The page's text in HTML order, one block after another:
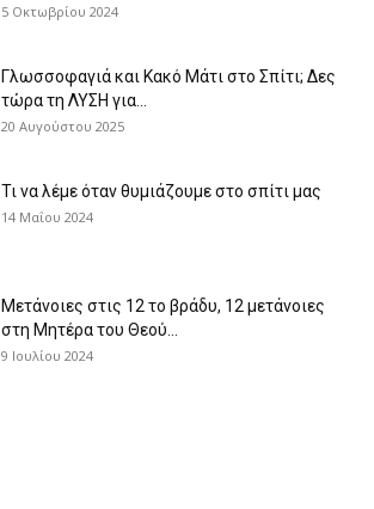
5 Οκτωβρίου 2024
Γλωσσοφαγιά και Κακό Μάτι στο Σπίτι; Δες
τώρα τη ΛΥΣΗ για...
20 Αυγούστου 2025
Τι να λέμε όταν θυμιάζουμε στο σπίτι μας
14 Μαΐου 2024
Μετάνοιες στις 12 το βράδυ, 12 μετάνοιες
στη Μητέρα του Θεού...
9 Ιουλίου 2024